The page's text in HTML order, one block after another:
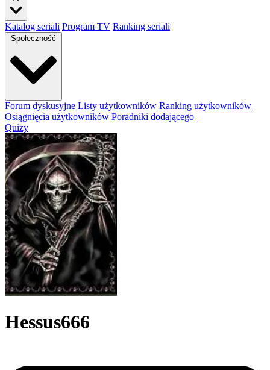
Katalog seriali Program TV Ranking seriali
Społeczność
Forum dyskusyjne Listy użytkowników Ranking użytkowników
Osiągnięcia użytkowników Poradniki dodającego
Quizy
Hessus666